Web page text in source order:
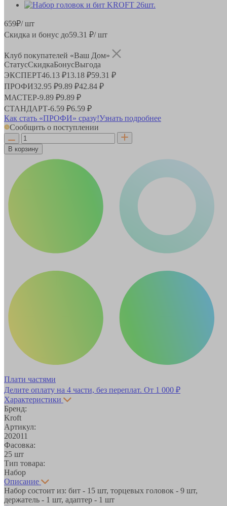
659₽/ шт
Скидка и бонус до59.31 ₽/ шт
Клуб покупателей «Ваш Дом»
СтатусСкидкаБонусВыгода
ЭКСПЕРТ46.13 ₽13.18 ₽59.31 ₽
ПРОФИ32.95 ₽9.89 ₽42.84 ₽
МАСТЕР-9.89 ₽9.89 ₽
СТАНДАРТ-6.59 ₽6.59 ₽
Как стать «ПРОФИ» сразу!Узнать подробнее
Сообщить о поступлении
В корзину
Плати частями
Делите оплату на 4 части, без переплат. От 1 000 ₽
Характеристики
Бренд:
Kroft
Артикул:
202011
Фасовка:
25 шт
Тип товара:
Набор
Описание
Набор состоит из: бит - 15 шт, торцевых головок - 9 шт,
держатель - 1 шт, адаптер - 1 шт